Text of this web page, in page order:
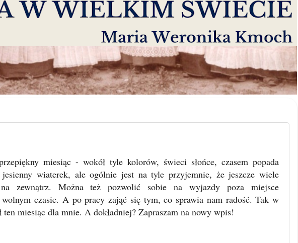
miesiąc - wokół tyle kolorów, świeci słońce, czasem popada
jesienny wiaterek, ale ogólnie jest na tyle przyjemnie, że jeszcze wiele
zewnątrz. Można też pozwolić sobie na wyjazdy poza miejsce
wolnym czasie. A po pracy zająć się tym, co sprawia nam radość. Tak w
ten miesiąc dla mnie. A dokładniej? Zapraszam na nowy wpis!